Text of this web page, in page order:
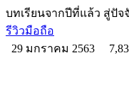
บทเรียนจากปีที่แล้ว สู่ปัจ
รีวิวมือถือ
29 มกราคม 2563